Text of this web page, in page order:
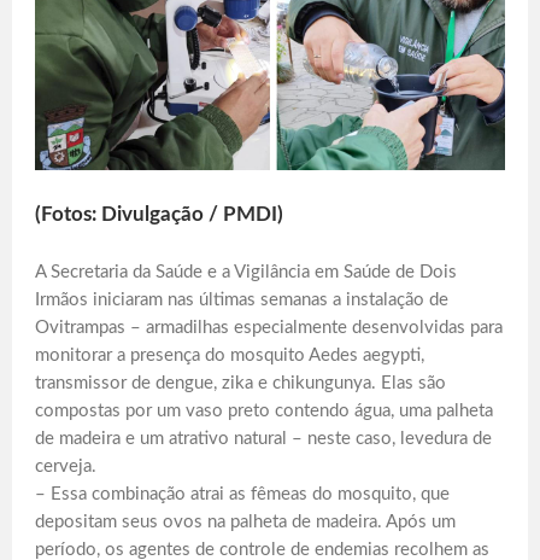
(Fotos: Divulgação / PMDI)
A Secretaria da Saúde e a Vigilância em Saúde de Dois
Irmãos iniciaram nas últimas semanas a instalação de
Ovitrampas – armadilhas especialmente desenvolvidas para
monitorar a presença do mosquito Aedes aegypti,
transmissor de dengue, zika e chikungunya. Elas são
compostas por um vaso preto contendo água, uma palheta
de madeira e um atrativo natural – neste caso, levedura de
cerveja.
– Essa combinação atrai as fêmeas do mosquito, que
depositam seus ovos na palheta de madeira. Após um
período, os agentes de controle de endemias recolhem as